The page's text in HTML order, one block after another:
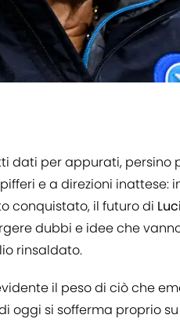
dati per appurati, persino
e a direzioni inattese:
conquistato, il futuro di
dubbi e idee che
rinsaldato.
il peso di ciò che
oggi si sofferma proprio